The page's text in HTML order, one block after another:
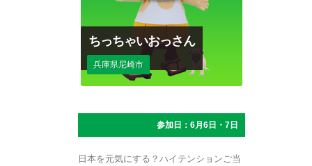
ちっちゃいおっさん
兵庫県尼崎市
参加日：6月6日・7日
日本を元気にする？ハイテンションご当